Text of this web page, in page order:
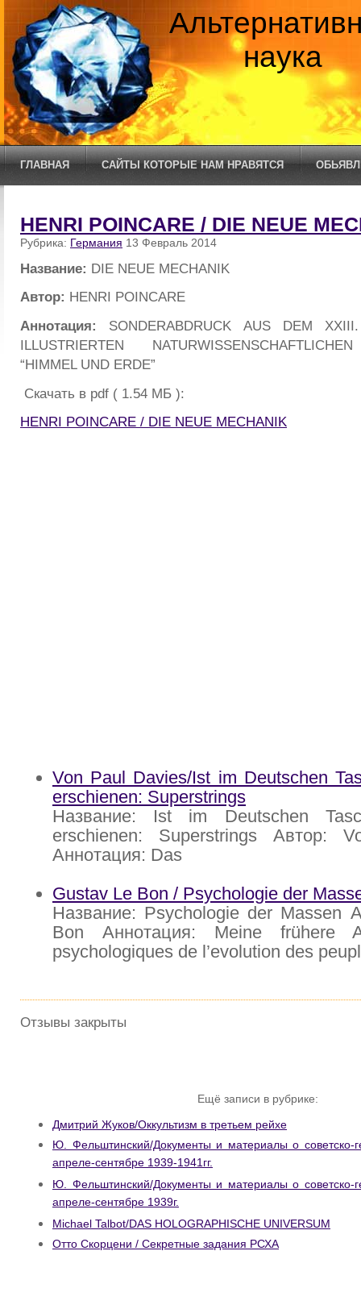
наука
ГЛАВНАЯ САЙТЫ КОТОРЫЕ НАМ НРАВЯТСЯ
HENRI POINCARE / DIE NEUE
Рубрика: Германия 13 Февраль 2014
Название: DIE NEUE MECHANIK
Автор: HENRI POINCARE
Аннотация: SONDERABDRUCK AUS DEM
ILLUSTRIERTEN
“HIMMEL UND ERDE”
Скачать в pdf ( 1.54 МБ ):
HENRI POINCARE / DIE NEUE MECHANIK
Von Paul Davies/Ist im Deutschen
erschienen: Superstrings
Название: Ist im Deutschen
erschienen: Superstrings Автор:
Аннотация: Das
Gustav Le Bon / Psychologie der
Название: Psychologie der Massen
Bon Аннотация: Meine frühere
psychologiques de l’evolution des
Отзывы закрыты
Ещё записи в рубрике:
Дмитрий Жуков/Оккультизм в третьем рейхе
Ю. Фельштинский/Документы и материалы о советско-
апреле-сентябре 1939-1941гг.
Ю. Фельштинский/Документы и материалы о советско-
апреле-сентябре 1939г.
Michael Talbot/DAS HOLOGRAPHISCHE UNIVERSUM
Отто Скорцени / Секретные задания РСХА